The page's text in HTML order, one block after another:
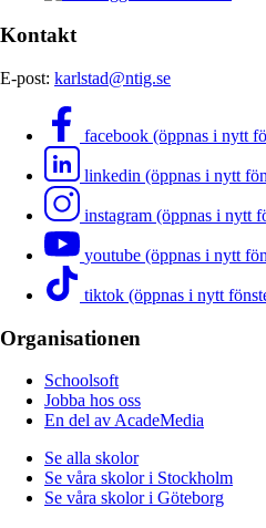
Kontakt
E-post: karlstad@ntig.se
facebook (öppnas i nytt
linkedin (öppnas i nytt
instagram (öppnas i nytt
youtube (öppnas i nytt
tiktok (öppnas i nytt
Organisationen
Schoolsoft
Jobba hos oss
En del av AcadeMedia
Se alla skolor
Se våra skolor i Stockholm
Se våra skolor i Göteborg